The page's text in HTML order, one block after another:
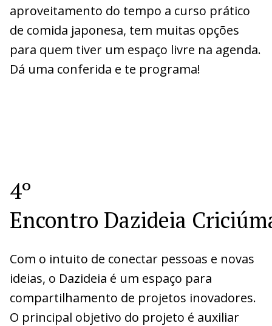
aproveitamento do tempo a curso prático
de comida japonesa, tem muitas opções
para quem tiver um espaço livre na agenda.
Dá uma conferida e te programa!
4º
Encontro Dazideia
Com o intuito de conectar pessoas e novas
ideias, o Dazideia é um espaço para
compartilhamento de projetos inovadores.
O principal objetivo do projeto é auxiliar